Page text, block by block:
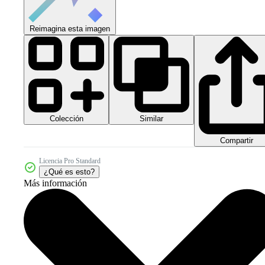
Reimagina esta imagen
Colección Similar
Compartir
Licencia Pro Standard
¿Qué es esto?
Más información